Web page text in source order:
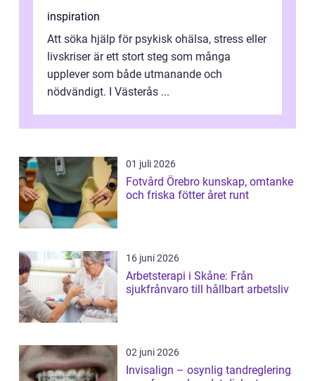
inspiration
Att söka hjälp för psykisk ohälsa, stress eller
livskriser är ett stort steg som många
upplever som både utmanande och
nödvändigt. I Västerås ...
01 juli 2026
Fotvård Örebro kunskap, omtanke
och friska fötter året runt
16 juni 2026
Arbetsterapi i Skåne: Från
sjukfrånvaro till hållbart arbetsliv
02 juni 2026
Invisalign – osynlig tandreglering